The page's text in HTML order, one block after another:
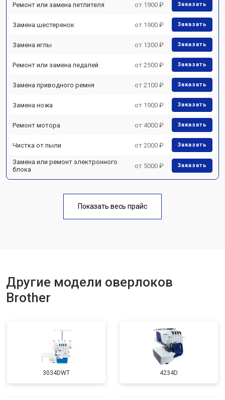
Ремонт или замена петлителя от 1900 ₽ Заказать
Замена шестеренок от 1900 ₽ Заказать
Замена иглы от 1300 ₽ Заказать
Ремонт или замена педалей от 2500 ₽ Заказать
Замена приводного ремня от 2100 ₽ Заказать
Замена ножа от 1900 ₽ Заказать
Ремонт мотора от 4000 ₽ Заказать
Чистка от пыли от 2000 ₽ Заказать
Замена или ремонт электронного
блока
от 5000 ₽ Заказать
Показать весь прайс
Другие модели оверлоков
Brother
3034DWT 4234D